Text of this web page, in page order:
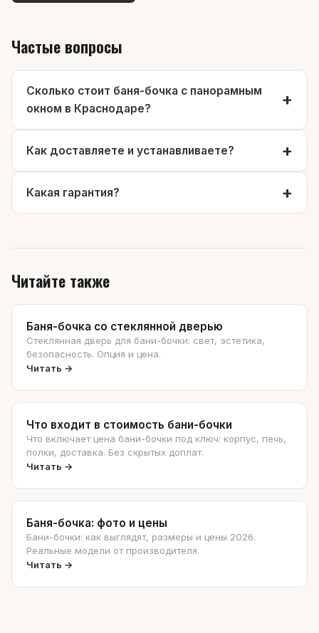
Частые вопросы
Сколько стоит баня-бочка с панорамным
окном в Краснодаре?
Как доставляете и устанавливаете?
Какая гарантия?
Читайте также
Баня-бочка со стеклянной дверью
Стеклянная дверь для бани-бочки: свет, эстетика,
безопасность. Опция и цена.
Читать →
Что входит в стоимость бани-бочки
Что включает цена бани-бочки под ключ: корпус, печь,
полки, доставка. Без скрытых доплат.
Читать →
Баня-бочка: фото и цены
Бани-бочки: как выглядят, размеры и цены 2026.
Реальные модели от производителя.
Читать →